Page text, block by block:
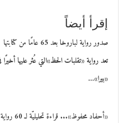
إقرأ أيضاً
صدور رواية لباروخا بعد 65 عامًا من كتابتها
تعد رواية «تقلبات الحظ»التي عُثر عليها
«بيرا»…
«أحفاد محفوظ»... قراءة تحليليّة لـ 60 رواية